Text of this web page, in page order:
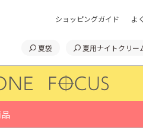
ショッピングガイド よ
夏袋 夏用ナイトクリー